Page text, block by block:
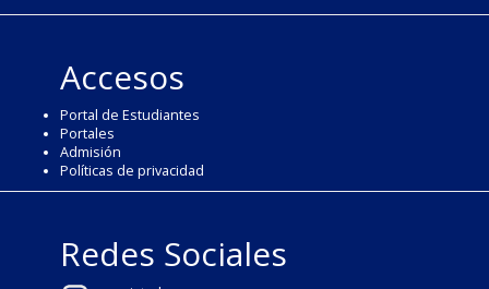
Accesos
Portal de Estudiantes
Portales
Admisión
Políticas de privacidad
Redes Sociales